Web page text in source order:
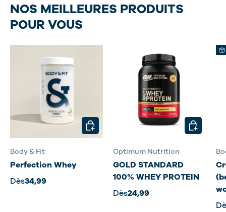
NOS MEILLEURES PRODUITS
POUR VOUS
Body & Fit
Perfection Whey
Dès34,99
CHOISIR LES OPTIONS
Optimum Nutrition
GOLD STANDARD
100% WHEY PROTEIN
Dès24,99
CHOISIR